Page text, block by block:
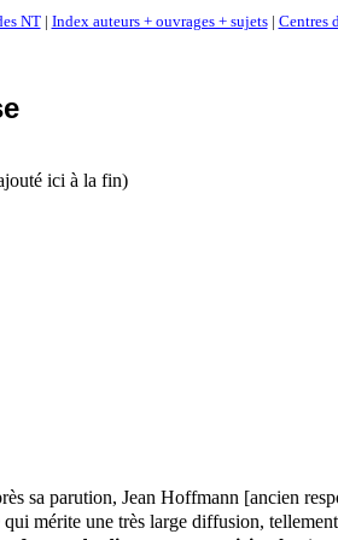
NT| Index auteurs + ouvrages + sujets| Centres
ici à la fin)
sa parution, Jean Hoffmann [ancien
mérite une très large diffusion,